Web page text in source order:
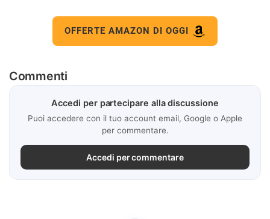
OFFERTE AMAZON DI OGGI
Commenti
Accedi per partecipare alla discussione
Puoi accedere con il tuo account email, Google o Apple
per commentare.
Accedi per commentare